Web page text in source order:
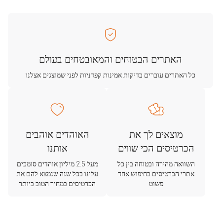
האתרים הבטוחים והמאובטחים בעולם
כל האתרים עוברים בדיקות אמינות קפדניות לפני שמוצגים אצלנו
מוצאים לך את
הכרטיסים הכי שווים
השוואה מהירה ובטוחה בין כל
אתרי הכרטיסים בחיפוש אחד
פשוט
האוהדים אוהבים
אותנו
מעל 2.5 מיליון אוהדים סומכים
עלינו בכל שנה שנמצא להם את
הכרטיסים במחיר הטוב ביותר